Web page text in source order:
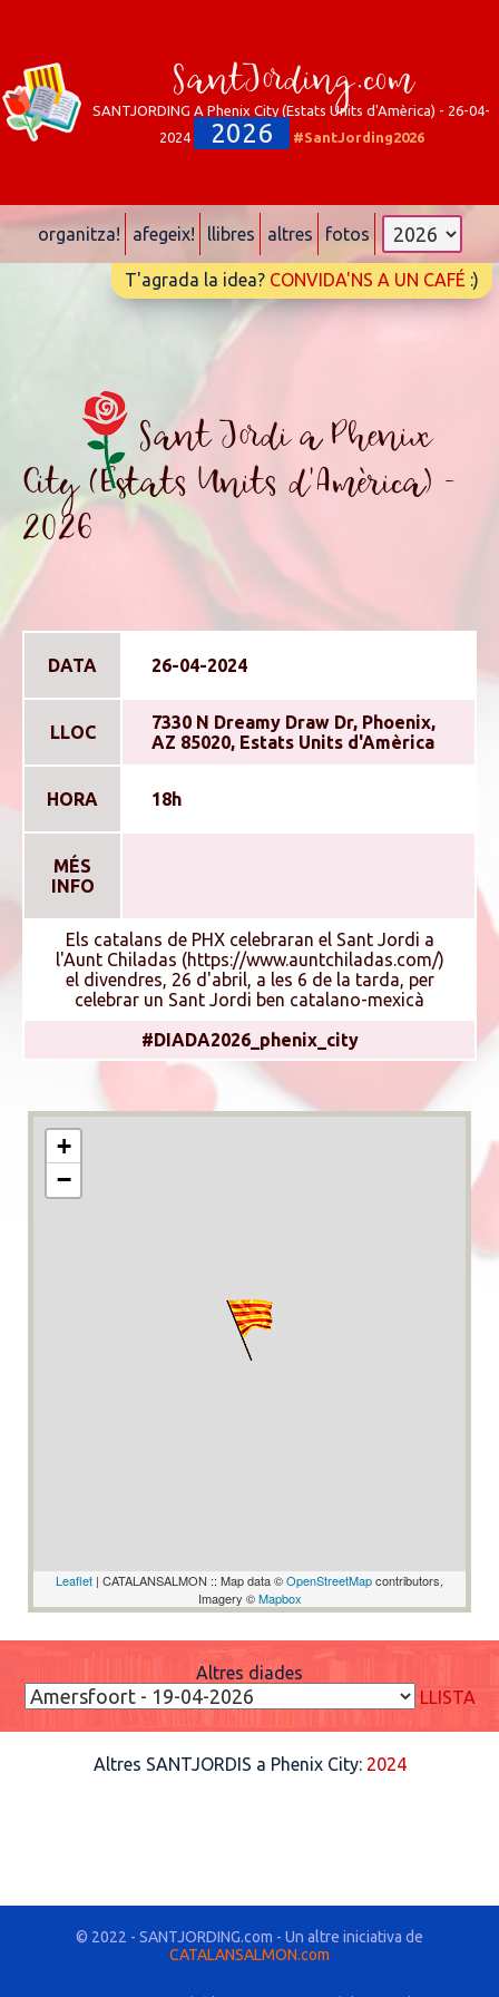
SantJording.com
SANTJORDING A Phenix City (Estats Units d'Amèrica) - 26-04-
2024
2026 #SantJording2026
organitza! afegeix! llibres altres fotos
T'agrada la idea? CONVIDA'NS A UN CAFÉ :)
Sant Jordi a Phenix
City (Estats Units d'Amèrica) -
2026
DATA 26-04-2024
LLOC
7330 N Dreamy Draw Dr, Phoenix,
AZ 85020, Estats Units d'Amèrica
HORA 18h
MÉS
INFO
Els catalans de PHX celebraran el Sant Jordi a
l'Aunt Chiladas (https://www.auntchiladas.com/)
el divendres, 26 d'abril, a les 6 de la tarda, per
celebrar un Sant Jordi ben catalano-mexicà
#DIADA2026_phenix_city
+
−
Leaflet | CATALANSALMON :: Map data ©OpenStreetMapcontributors,
Imagery ©Mapbox
Altres diades
LLISTA
Altres SANTJORDIS a Phenix City: 2024
© 2022 - SANTJORDING.com - Un altre iniciativa de
CATALANSALMON.com